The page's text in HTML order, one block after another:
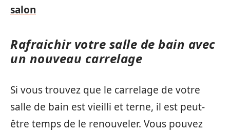
salon
Rafraichir votre salle de bain avec
un nouveau carrelage
Si vous trouvez que le carrelage de votre
salle de bain est vieilli et terne, il est peut-
être temps de le renouveler. Vous pouvez